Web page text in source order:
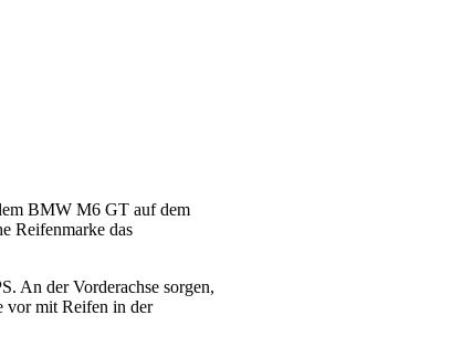
BMW M6 GT auf dem
Reifenmarke das
An der Vorderachse sorgen,
vor mit Reifen in der